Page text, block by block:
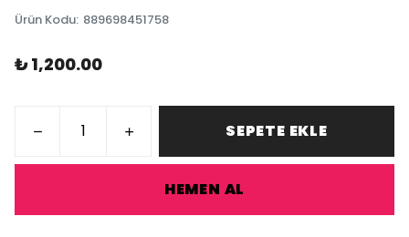
Ürün Kodu: 889698451758
₺ 1,200.00
SEPETE EKLE
HEMEN AL